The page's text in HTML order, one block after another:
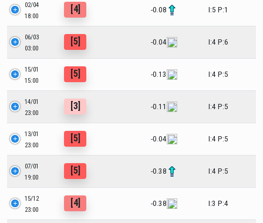
02/04
18:00
[4] -0.08 I:5 P:1
06/03
03:00
[5] -0.04 I:4 P:6
15/01
15:00
[5] -0.13 I:4 P:5
14/01
23:00
[3] -0.11 I:4 P:5
13/01
23:00
[5] -0.04 I:4 P:5
07/01
19:00
[5] -0.38 I:4 P:5
15/12
23:00
[4] -0.38 I:3 P:4